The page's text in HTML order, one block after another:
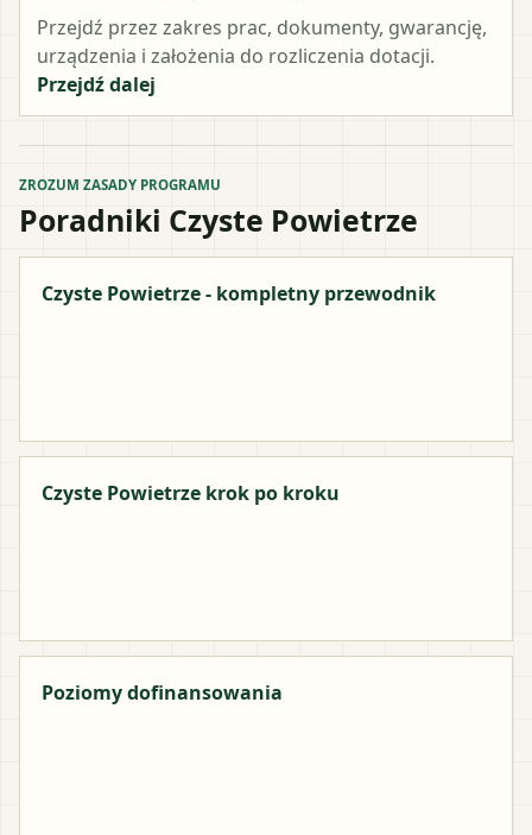
Przejdź przez zakres prac, dokumenty, gwarancję,
urządzenia i założenia do rozliczenia dotacji.
Przejdź dalej
ZROZUM ZASADY PROGRAMU
Poradniki Czyste Powietrze
Czyste Powietrze - kompletny przewodnik
Czyste Powietrze krok po kroku
Poziomy dofinansowania